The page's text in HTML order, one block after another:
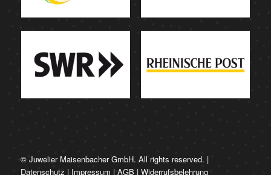
© Juwelier Maisenbacher GmbH. All rights reserved. |
Datenschutz | Impressum | AGB | Widerrufsbelehrung